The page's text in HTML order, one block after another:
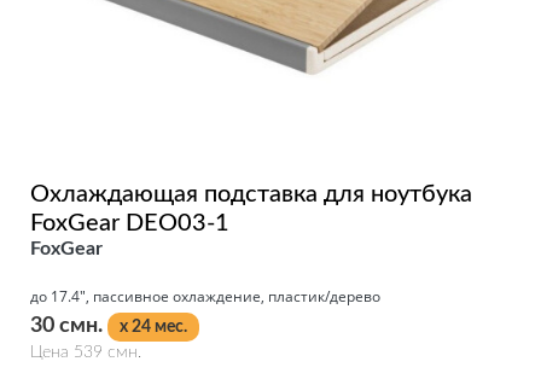
Охлаждающая подставка для ноутбука
FoxGear DEO03-1
FoxGear
до 17.4", пассивное охлаждение, пластик/дерево
30 смн.
x 24 мес.
Цена 539 смн.